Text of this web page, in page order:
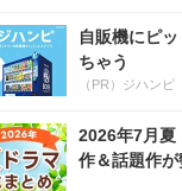
自販機にピ
ちゃう
（PR）ジハンピ
2026年7月夏
作＆話題作が